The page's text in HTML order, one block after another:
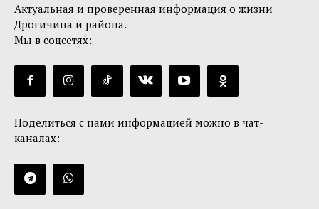
Актуальная и проверенная информация о жизни
Дрогичина и района.
Мы в соцсетях:
Поделиться с нами информацией можно в чат-
каналах: